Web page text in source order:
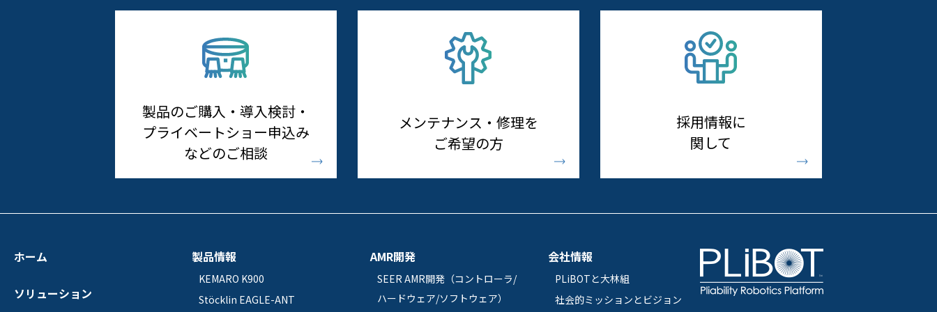
製品のご購入・導入検討・
プライベートショー申込み
などのご相談
メンテナンス・修理を
ご希望の方
採用情報に
関して
ホーム
ソリューション
製品情報
KEMARO K900
Stöcklin EAGLE-ANT
AMR開発
SEER AMR開発（コントローラ/
ハードウェア/ソフトウェア）
会社情報
PLiBOTと大林組
社会的ミッションとビジョン